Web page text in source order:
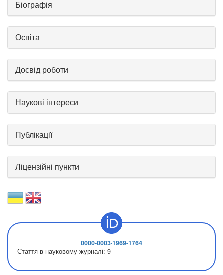
Біографія
Освіта
Досвід роботи
Наукові інтереси
Публікації
Ліцензійні пункти